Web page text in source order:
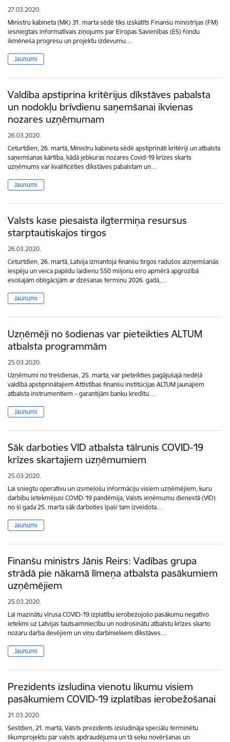
27.03.2020.
Ministru kabineta (MK) 31. marta sēdē tiks izskatīts Finanšu ministrijas (FM)
iesniegtais informatīvais ziņojums par Eiropas Savienības (ES) fondu
ikmēneša progresu un projektu izdevumu…
Jaunumi
Valdība apstiprina kritērijus dīkstāves pabalsta
un nodokļu brīvdienu saņemšanai ikvienas
nozares uzņēmumam
26.03.2020.
Ceturtdien, 26. martā, Ministru kabineta sēdē apstiprināti kritēriji un atbalsta
saņemšanas kārtība, kādā jebkuras nozares Covid-19 krīzes skarts
uzņēmums var kvalificēties dīkstāves pabalstam un…
Jaunumi
Valsts kase piesaista ilgtermiņa resursus
starptautiskajos tirgos
26.03.2020.
Ceturtdien, 26. martā, Latvija izmantoja finanšu tirgos radušos aizņemšanās
iespēju un veica papildu laidienu 550 miljonu eiro apmērā apgrozībā
esošajām obligācijām ar dzēšanas termiņu 2026. gadā,…
Jaunumi
Uzņēmēji no šodienas var pieteikties ALTUM
atbalsta programmām
25.03.2020.
Uzņēmumi no trešdienas, 25. marta, var pieteikties pagājušajā nedēļā
valdībā apstiprinātajiem Attīstības finanšu institūcijas ALTUM jaunajiem
atbalsta instrumentiem – garantijām banku kredītu…
Jaunumi
Sāk darboties VID atbalsta tālrunis COVID-19
krīzes skartajiem uzņēmumiem
25.03.2020.
Lai sniegtu operatīvu un izsmeļošu informāciju visiem uzņēmējiem, kuru
darbību ietekmējusi COVID-19 pandēmija, Valsts ieņēmumu dienestā (VID)
no šī gada 25. marta sāk darboties īpaši tam izveidota…
Jaunumi
Finanšu ministrs Jānis Reirs: Vadības grupa
strādā pie nākamā līmeņa atbalsta pasākumiem
uzņēmējiem
25.03.2020.
Lai mazinātu vīrusa COVID-19 izplatību ierobežojošo pasākumu negatīvo
ietekmi uz Latvijas tautsaimniecību un nodrošinātu atbalstu krīzes skarto
nozaru darba devējiem un viņu darbiniekiem dīkstāves…
Jaunumi
Prezidents izsludina vienotu likumu visiem
pasākumiem COVID-19 izplatības ierobežošanai
21.03.2020.
Sestdien, 21. martā, Valsts prezidents izsludināja speciālu terminētu
likumprojektu par valsts apdraudējuma un tā seku novēršanas un